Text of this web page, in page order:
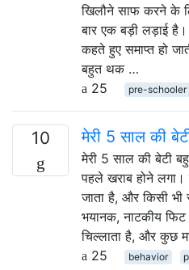
खिलौने साफ करने के
बार एक बड़ी लड़ाई
कहते हुए समाप्त हो
बहुत थक …
25
pre-schooler
10 मेरी 5 साल की
मेरी 5 साल की बेटी
पहले खराब होने लगा।
जाता है, और किसी
भयानक, नाटकीय फिट
चिल्लाता है, और कुछ
25
behavior